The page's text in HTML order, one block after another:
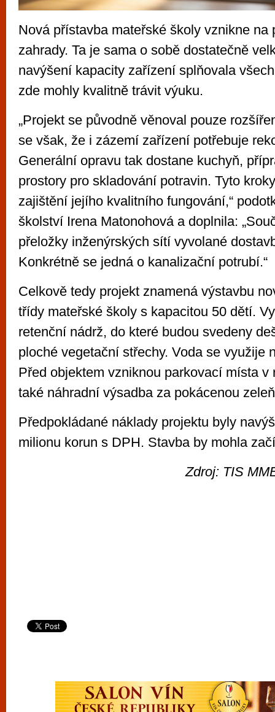
Nová přístavba mateřské školy vznikne na
zahrady. Ta je sama o sobě dostatečně
navýšení kapacity zařízení splňovala
zde mohly kvalitně trávit výuku.
„Projekt se původně věnoval pouze
se však, že i zázemí zařízení potřebuje
Generální opravu tak dostane kuchyň,
prostory pro skladování potravin. Tyto
zajištění jejího kvalitního fungování,“
školství Irena Matonohová a doplnila:
přeložky inženýrských sítí vyvolané
Konkrétně se jedná o kanalizační potrubí.“
Celkově tedy projekt znamená výstavbu
třídy mateřské školy s kapacitou 50 dětí.
retenční nádrž, do které budou svedeny
ploché vegetační střechy. Voda se využije
Před objektem vzniknou parkovací místa v
také náhradní výsadba za pokácenou
Předpokládané náklady projektu byly
milionu korun s DPH. Stavba by mohla
Zdroj: TIS